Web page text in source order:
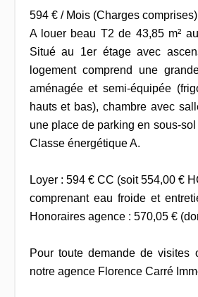
594 € / Mois (Charges comprises)
A louer beau T2 de 43,85 m²
Situé au 1er étage avec
logement comprend une
aménagée et semi-équipée
hauts et bas), chambre avec
une place de parking en sous-
Classe énergétique A.
Loyer : 594 € CC (soit 554,00 €
comprenant eau froide et
Honoraires agence : 570,05 €
Pour toute demande de visites
notre agence Florence Carré